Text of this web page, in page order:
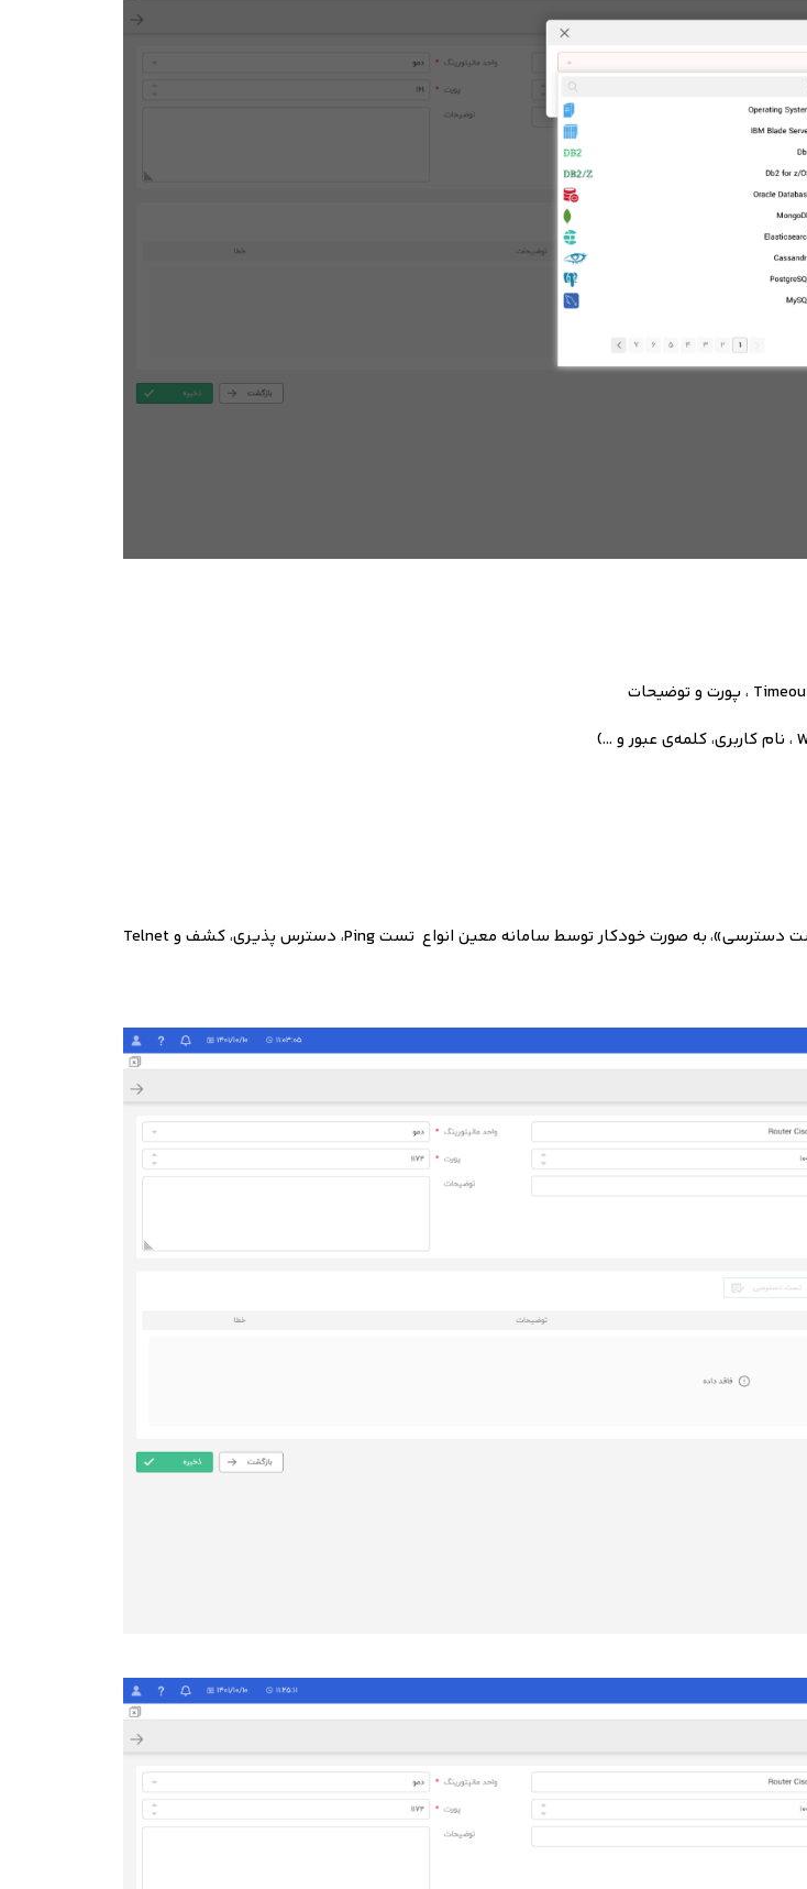
، پورت و توضیحات
، نام کاربری، کلمه‌ی عبور و ...)
دسترسی»،به صورت خودکار توسط سامانه‌ معین انواع تستPing، دسترس پذیری، کشف وTelnet